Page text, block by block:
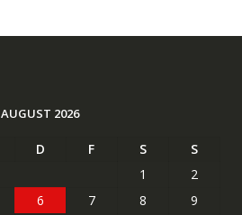
AUGUST 2026
D F S
S
1
2
6 7 8
9